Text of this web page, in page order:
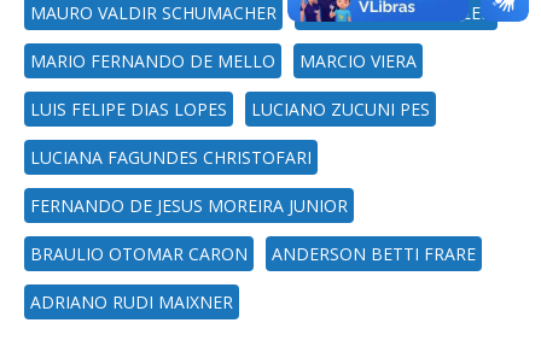
MAURO VALDIR SCHUMACHER MAURI LEODIR LOBLER
MARIO FERNANDO DE MELLO MARCIO VIERA
LUIS FELIPE DIAS LOPES LUCIANO ZUCUNI PES
LUCIANA FAGUNDES CHRISTOFARI
FERNANDO DE JESUS MOREIRA JUNIOR
BRAULIO OTOMAR CARON ANDERSON BETTI FRARE
ADRIANO RUDI MAIXNER